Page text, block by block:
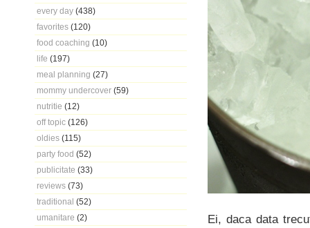
every day (438)
favorites (120)
food coaching (10)
life (197)
meal planning (27)
mommy undercover (59)
nutritie (12)
off topic (126)
oldies (115)
party food (52)
publicitate (33)
reviews (73)
traditional (52)
umanitare (2)
Ei, daca data